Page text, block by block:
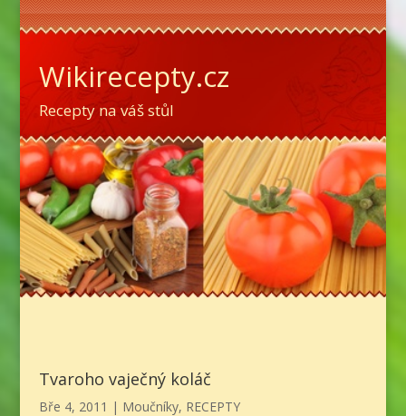
Wikirecepty.cz
Recepty na váš stůl
Tvaroho vaječný koláč
Bře 4, 2011 | Moučníky, RECEPTY